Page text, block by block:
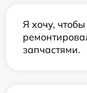
Я хочу,
запчастями.